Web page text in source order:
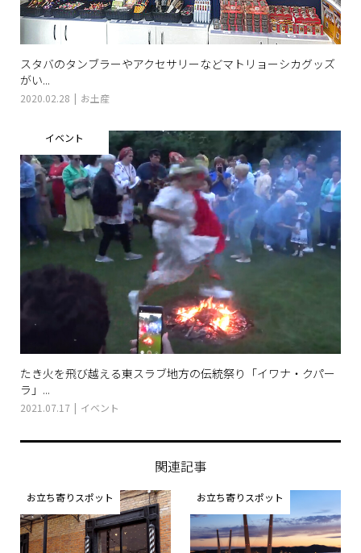
スタバのタンブラーやアクセサリーなどマトリョーシカグッズ
がい...
2020.02.28 お土産
イベント
たき火を飛び越える東スラブ地方の伝統祭り「イワナ・クパー
ラ」...
2021.07.17 イベント
関連記事
お立ち寄りスポット お立ち寄りスポット